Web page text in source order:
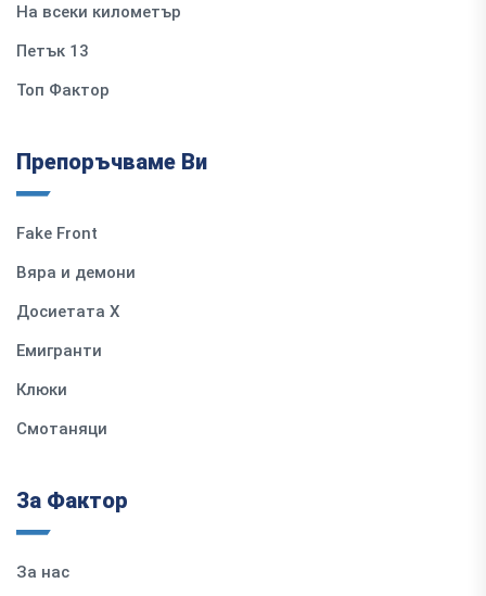
На всеки километър
Петък 13
Топ Фактор
Препоръчваме Ви
Fake Front
Вяра и демони
Досиетата Х
Емигранти
Клюки
Смотаняци
За Фактор
За нас